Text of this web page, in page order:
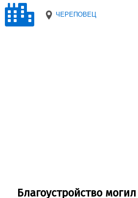
ЧЕРЕПОВЕЦ
Благоустройство